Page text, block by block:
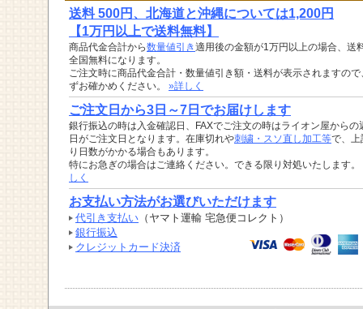
送料 500円、北海道と沖縄については1,200円
【1万円以上で送料無料】
商品代金合計から数量値引き適用後の金額が1万円以上の場合、送
全国無料になります。
ご注文時に商品代金合計・数量値引き額・送料が表示されますので
ずお確かめください。 »詳しく
ご注文日から3日～7日でお届けします
銀行振込の時は入金確認日、FAXでご注文の時はライオン屋からの
日がご注文日となります。在庫切れや刺繍・スソ直し加工等で、上
り日数がかかる場合もあります。
特にお急ぎの場合はご連絡ください。できる限り対処いたします。
しく
お支払い方法がお選びいただけます
代引き支払い （ヤマト運輸 宅急便コレクト）
銀行振込
クレジットカード決済